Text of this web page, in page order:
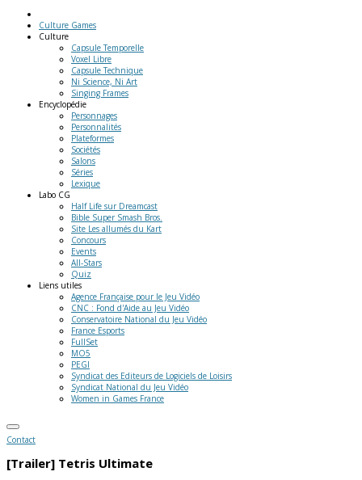
Culture Games
Culture
Capsule Temporelle
Voxel Libre
Capsule Technique
Ni Science, Ni Art
Singing Frames
Encyclopédie
Personnages
Personnalités
Plateformes
Sociétés
Salons
Séries
Lexique
Labo CG
Half Life sur Dreamcast
Bible Super Smash Bros.
Site Les allumés du Kart
Concours
Events
All-Stars
Quiz
Liens utiles
Agence Française pour le Jeu Vidéo
CNC : Fond d'Aide au Jeu Vidéo
Conservatoire National du Jeu Vidéo
France Esports
FullSet
MO5
PEGI
Syndicat des Editeurs de Logiciels de Loisirs
Syndicat National du Jeu Vidéo
Women in Games France
Contact
[Trailer] Tetris Ultimate